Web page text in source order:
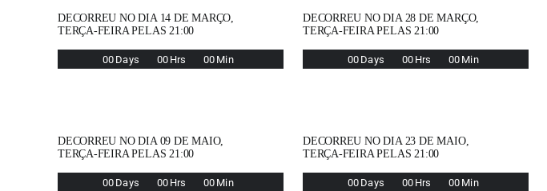
DECORREU NO DIA 14 DE MARÇO,
TERÇA-FEIRA PELAS 21:00
00 Days 00 Hrs 00 Min
DECORREU NO DIA 28 DE MARÇO,
TERÇA-FEIRA PELAS 21:00
00 Days 00 Hrs 00 Min
DECORREU NO DIA 09 DE MAIO,
TERÇA-FEIRA PELAS 21:00
00 Days 00 Hrs 00 Min
DECORREU NO DIA 23 DE MAIO,
TERÇA-FEIRA PELAS 21:00
00 Days 00 Hrs 00 Min